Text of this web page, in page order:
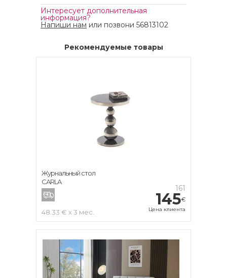
Интересует дополнительная
информация?
Напиши нам или позвони 56813102
Рекомендуемые товары
161
145€
Цена клиента
48.33 € x 3 мес.
Журнальный стол
CARLA